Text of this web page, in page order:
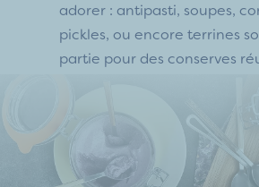
adorer : antipasti, soupes,
pickles, ou encore terrines
partie pour des conserves